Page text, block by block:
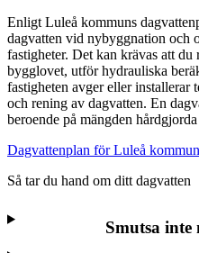
Enligt Luleå kommuns
dagvatten vid nybyggnation och
fastigheter. Det kan krävas att
bygglovet, utför hydrauliska
fastigheten avger eller
och rening av dagvatten. En
beroende på mängden
Dagvattenplan för Luleå kommun
Så tar du hand om ditt dagvatten
Smutsa inte